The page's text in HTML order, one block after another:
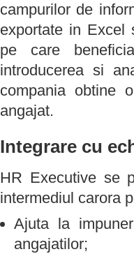
campurilor de
exportate in
pe care
introducerea si
compania obtine
angajat.
Integrare cu
HR Executive se
intermediul carora
Ajuta la
angajatilor;